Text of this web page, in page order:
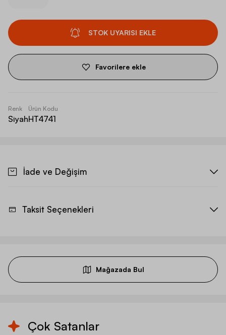
STOK UYARISI EKLE
Favorilere ekle
Renk
Siyah
Ürün Kodu
HT4741
İade ve Değişim
Taksit Seçenekleri
Mağazada Bul
Çok Satanlar